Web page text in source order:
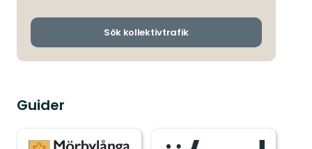
och
Sök kollektivtrafik
Guider